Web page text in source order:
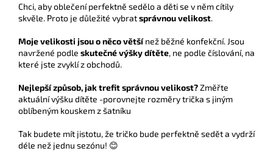
Chci, aby oblečení perfektně sedělo a děti se v něm cítily
skvěle. Proto je důležité vybratsprávnou velikost.
Moje velikosti jsou o něco většínež běžné konfekční. Jsou
navržené podle skutečné výšky dítěte, ne podle číslování, na
které jste zvyklí z obchodů.
Nejlepší způsob, jak trefit správnou velikost?Změřte
aktuální výšku dítěte -porovnejte rozměry trička s jiným
oblíbeným kouskem z šatníku
Tak budete mít jistotu, že tričko bude perfektně sedět a vydrží
déle než jednu sezónu! 😊